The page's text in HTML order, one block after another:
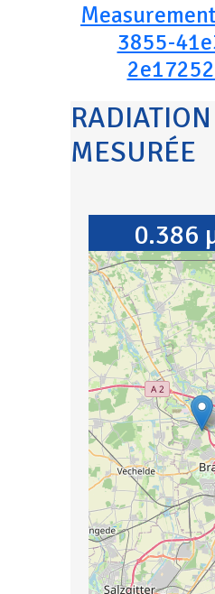
3855-
RADIATION
MESURÉE
0.386